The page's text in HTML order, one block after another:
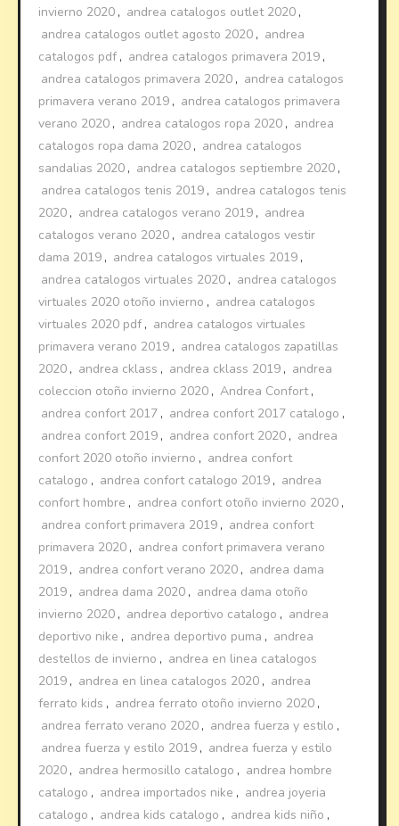
invierno 2020 , andrea catalogos outlet 2020 ,
andrea catalogos outlet agosto 2020 , andrea
catalogos pdf , andrea catalogos primavera 2019 ,
andrea catalogos primavera 2020 , andrea catalogos
primavera verano 2019 , andrea catalogos primavera
verano 2020 , andrea catalogos ropa 2020 , andrea
catalogos ropa dama 2020 , andrea catalogos
sandalias 2020 , andrea catalogos septiembre 2020 ,
andrea catalogos tenis 2019 , andrea catalogos tenis
2020 , andrea catalogos verano 2019 , andrea
catalogos verano 2020 , andrea catalogos vestir
dama 2019 , andrea catalogos virtuales 2019 ,
andrea catalogos virtuales 2020 , andrea catalogos
virtuales 2020 otoño invierno , andrea catalogos
virtuales 2020 pdf , andrea catalogos virtuales
primavera verano 2019 , andrea catalogos zapatillas
2020 , andrea cklass , andrea cklass 2019 , andrea
coleccion otoño invierno 2020 , Andrea Confort,
andrea confort 2017 , andrea confort 2017 catalogo ,
andrea confort 2019 , andrea confort 2020 , andrea
confort 2020 otoño invierno , andrea confort
catalogo , andrea confort catalogo 2019 , andrea
confort hombre , andrea confort otoño invierno 2020 ,
andrea confort primavera 2019 , andrea confort
primavera 2020 , andrea confort primavera verano
2019 , andrea confort verano 2020 , andrea dama
2019 , andrea dama 2020 , andrea dama otoño
invierno 2020 , andrea deportivo catalogo , andrea
deportivo nike , andrea deportivo puma , andrea
destellos de invierno , andrea en linea catalogos
2019 , andrea en linea catalogos 2020 , andrea
ferrato kids , andrea ferrato otoño invierno 2020 ,
andrea ferrato verano 2020 , andrea fuerza y estilo ,
andrea fuerza y estilo 2019 , andrea fuerza y estilo
2020 , andrea hermosillo catalogo , andrea hombre
catalogo , andrea importados nike , andrea joyeria
catalogo , andrea kids catalogo , andrea kids niño ,